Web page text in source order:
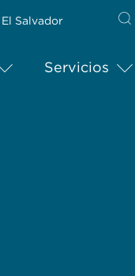
Servicios
El Salvador